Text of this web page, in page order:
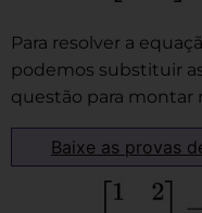
Para resolver a
podemos substituir
questão para montar
Baixe as provas